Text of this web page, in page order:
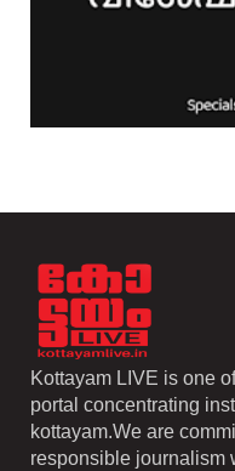
Kottayam LIVE is one
portal concentrating
kottayam.We are
responsible journalism